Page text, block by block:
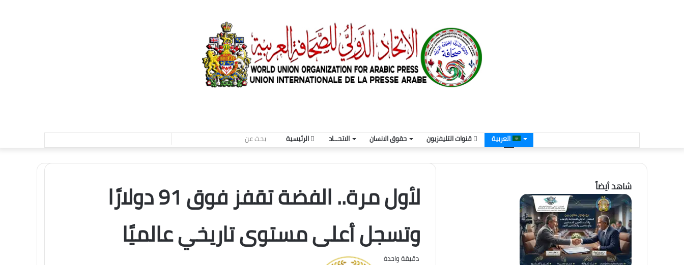
الرئيسية الاتحـــاد حقوق الانسان قنوات التليفزيون العربية
بحث
لأول مرة.. الفضة تقفز فوق 91 دولارًا
وتسجل أعلى مستوى تاريخي عالميًا
دقيقة واحدة
شاهد أيضاً
إغلاق